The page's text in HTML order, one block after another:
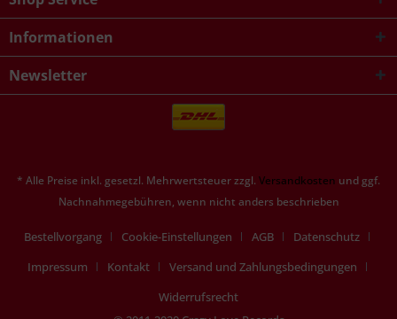
Informationen
Newsletter
* Alle Preise inkl. gesetzl. Mehrwertsteuer zzgl. Versandkosten und ggf.
Nachnahmegebühren, wenn nicht anders beschrieben
Bestellvorgang Cookie-Einstellungen AGB
Datenschutz
Impressum
Kontakt
Versand und Zahlungsbedingungen
Widerrufsrecht